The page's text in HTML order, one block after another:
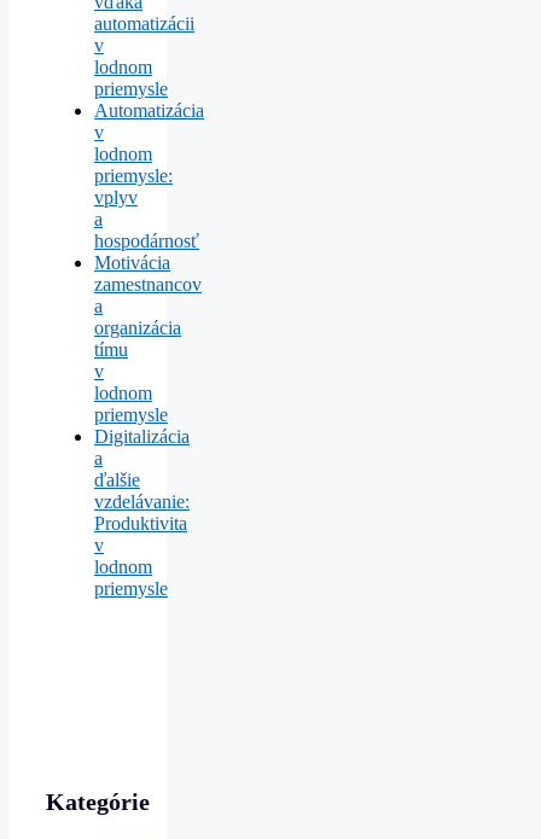
automatizácii
v
lodnom
priemysle
Automatizácia
v
lodnom
priemysle:
vplyv
a
hospodárnosť
Motivácia
zamestnancov
a
organizácia
tímu
v
lodnom
priemysle
Digitalizácia
a
ďalšie
vzdelávanie:
Produktivita
v
lodnom
priemysle
Kategórie